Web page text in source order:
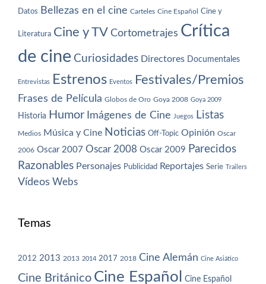
Datos Bellezas en el cine Carteles Cine Español Cine y
Literatura Cine y TV Cortometrajes Crítica
de cine Curiosidades Directores Documentales
Entrevistas Estrenos Eventos Festivales/Premios
Frases de Película Globos de Oro Goya 2008 Goya 2009
Historia Humor Imágenes de Cine Juegos Listas
Medios Música y Cine Noticias Off-Topic Opinión Oscar
2006 Oscar 2007 Oscar 2008 Oscar 2009 Parecidos
Razonables Personajes Publicidad Reportajes Serie Trailers
Vídeos Webs
Temas
2012 2013 2013 2014 2017 2018 Cine Alemán Cine Asiático
Cine Británico Cine Español Cine Español